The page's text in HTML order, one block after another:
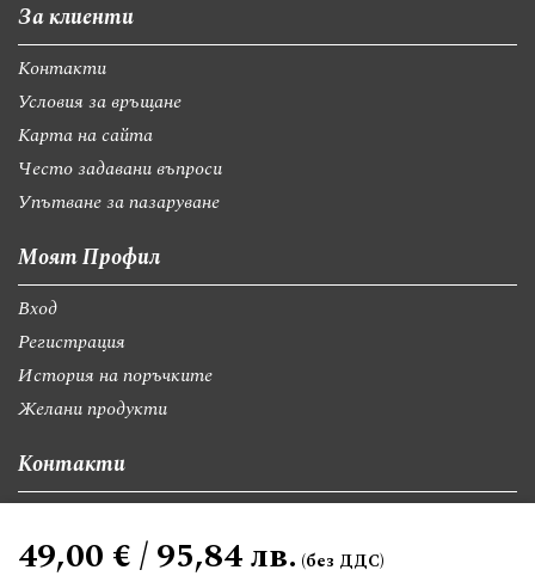
49,00 € / 95,84 лв.
За клиенти
Контакти
Условия за връщане
Карта на сайта
Често задавани въпроси
Упътване за пазаруване
Моят Профил
Вход
Регистрация
История на поръчките
Желани продукти
Контакти
giftsbgnet@gmail.com